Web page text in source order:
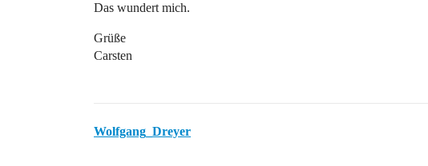
Das wundert mich.
Grüße
Carsten
Wolfgang_Dreyer